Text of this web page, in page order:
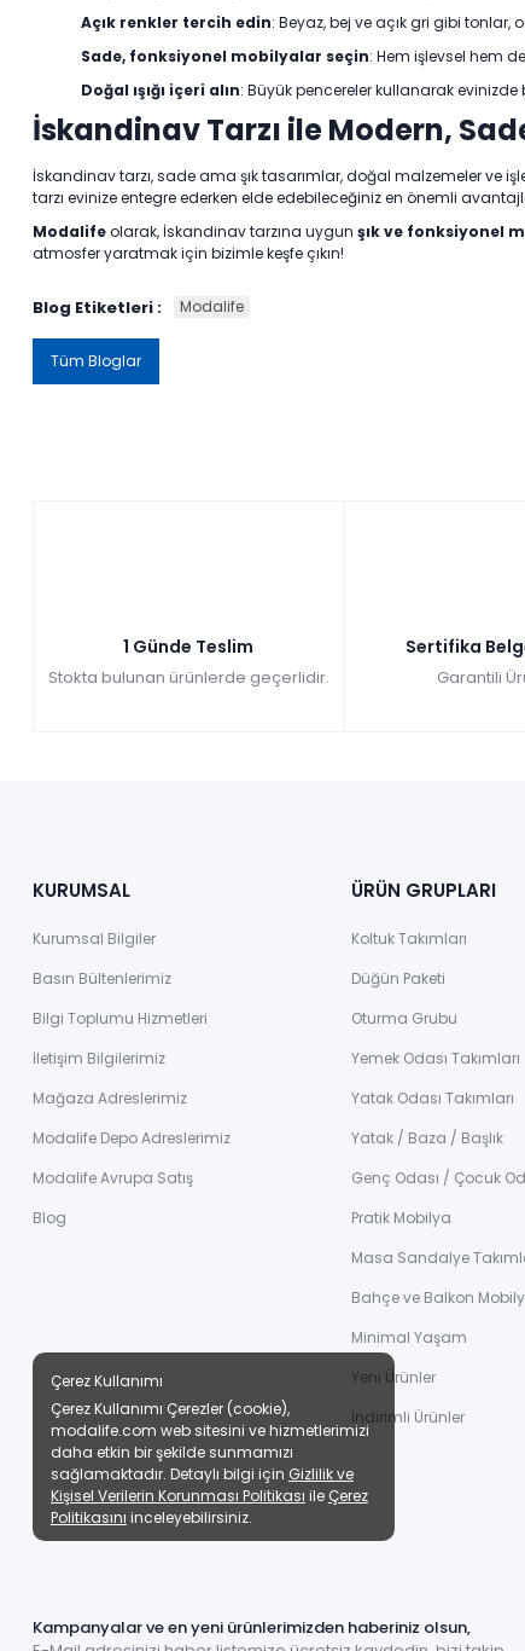
Açık renkler tercih edin: Beyaz, bej ve açık gri gibi tonlar,
Sade, fonksiyonel mobilyalar seçin: Hem işlevsel hem
Doğal ışığı içeri alın: Büyük pencereler kullanarak evinizde
İskandinav Tarzı ile Modern,
İskandinav tarzı, sade ama şık tasarımlar, doğal malzemeler ve
tarzı evinize entegre ederken elde edebileceğiniz en önemli
Modalifeolarak, İskandinav tarzına uygun şık ve fonksiyonel
atmosfer yaratmak için bizimle keşfe çıkın!
Blog Etiketleri : Modalife
Tüm Bloglar
1 Günde Teslim
Stokta bulunan ürünlerde geçerlidir.
Sertifika
Garantili
KURUMSAL
Kurumsal Bilgiler
Basın Bültenlerimiz
Bilgi Toplumu Hizmetleri
İletişim Bilgilerimiz
Mağaza Adreslerimiz
Modalife Depo Adreslerimiz
Modalife Avrupa Satış
Blog
ÜRÜN GRUPLARI
Koltuk Takımları
Düğün Paketi
Oturma Grubu
Yemek Odası Takımları
Yatak Odası Takımları
Yatak / Baza / Başlık
Genç Odası / Çocuk
Pratik Mobilya
Masa Sandalye
Bahçe ve Balkon
Minimal Yaşam
Yeni Ürünler
İndirimli Ürünler
Kampanyalar ve en yeni ürünlerimizden haberiniz olsun,
Çerez Kullanımı
Çerez Kullanımı Çerezler (cookie),
modalife.com web sitesini ve hizmetlerimizi
daha etkin bir şekilde sunmamızı
sağlamaktadır. Detaylı bilgi için Gizlilik ve
Kişisel Verilerin Korunması Politikası ile Çerez
Politikasını inceleyebilirsiniz.